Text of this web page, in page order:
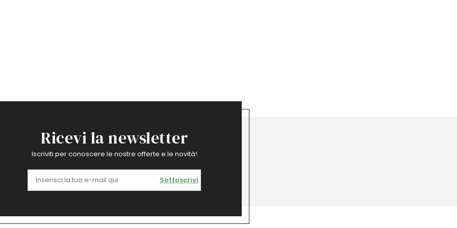
Ricevi la newsletter
Iscriviti per conoscere le nostre offerte e le novità!
Sottoscrivi